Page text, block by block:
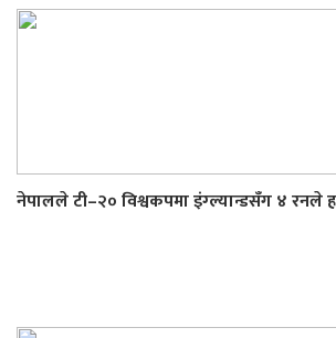
नेपालले टी–२० विश्वकपमा इंग्ल्यान्डसँग ४ रनले